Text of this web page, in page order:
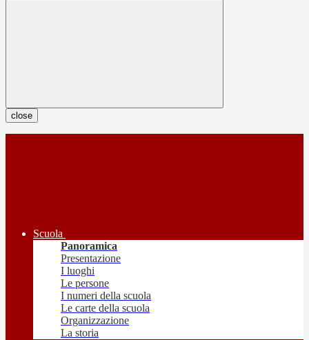
close
Scuola
Panoramica
Presentazione
I luoghi
Le persone
I numeri della scuola
Le carte della scuola
Organizzazione
La storia